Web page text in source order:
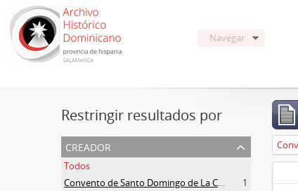
Navegar
Restringir resultados por
creador
Todos
Convento de Santo Domingo de La Coruña
1